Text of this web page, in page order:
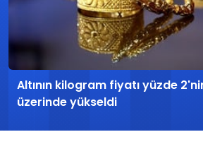
Altının kilogram fiyatı yüzde
üzerinde yükseldi